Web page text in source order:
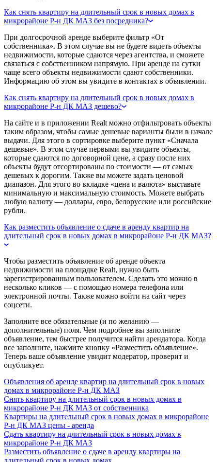
Как снять квартиру на длительный срок в новых домах в
микрорайоне Р-н ДК МАЗ без посредника?
При долгосрочной аренде выберите фильтр «От
собственника». В этом случае вы не будете видеть объекты
недвижимости, которые сдаются через агентства, и сможете
связаться с собственником напрямую. При аренде на сутки
чаще всего объекты недвижимости сдают собственники.
Информацию об этом вы увидите в контактах в объявлении.
Как снять квартиру на длительный срок в новых домах в
микрорайоне Р-н ДК МАЗ дешево?
На сайте и в приложении Realt можно отфильтровать объекты
таким образом, чтобы самые дешевые варианты были в начале
выдачи. Для этого в сортировке выберите пункт «Сначала
дешевые». В этом случае первыми вы увидите объекты,
которые сдаются по договорной цене, а сразу после них
объекты будут отсортированы по стоимости — от самых
дешевых к дорогим. Также вы можете задать ценовой
диапазон. Для этого во вкладке «цена и валюта» выставьте
минимальную и максимальную стоимость. Можете выбрать
любую валюту — доллары, евро, белорусские или российские
рубли.
Как разместить объявление о сдаче в аренду квартир на
длительный срок в новых домах в микрорайоне Р-н ДК МАЗ?
Чтобы разместить объявление об аренде объекта
недвижимости на площадке Realt, нужно быть
зарегистрированным пользователем. Сделать это можно в
несколько кликов — с помощью номера телефона или
электронной почты. Также можно войти на сайт через
соцсети.
Заполните все обязательные (и по желанию —
дополнительные) поля. Чем подробнее вы заполните
объявление, тем быстрее получится найти арендатора. Когда
все заполните, нажмите кнопку «Разместить объявление».
Теперь ваше объявление увидит модератор, проверит и
опубликует.
Объявления об аренде квартир на длительный срок в новых
домах в микрорайоне Р-н ДК МАЗ
Снять квартиру на длительный срок в новых домах в
микрорайоне Р-н ДК МАЗ от собственника
Квартиры на длительный срок в новых домах в микрорайоне
Р-н ДК МАЗ цены - аренда
Сдать квартиру на длительный срок в новых домах в
микрорайоне Р-н ДК МАЗ
Разместить объявление о сдаче в аренду квартиры на
длительный срок в новых домах